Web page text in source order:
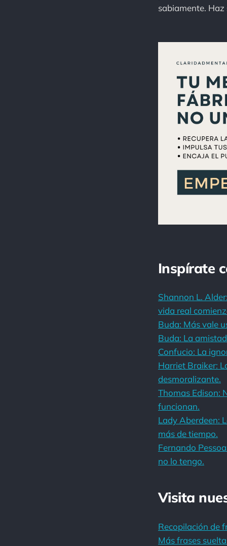
sabiamente. Haz
Inspírate
Shannon L.
vida real
Buda: Más vale
Buda: La
Confucio: La
Harriet Braiker:
desmoralizante.
Thomas Edison:
funcionan.
Lady Aberdeen:
más de tiempo.
Fernando
no lo tengo.
Visita
Recopilación de
Más frases